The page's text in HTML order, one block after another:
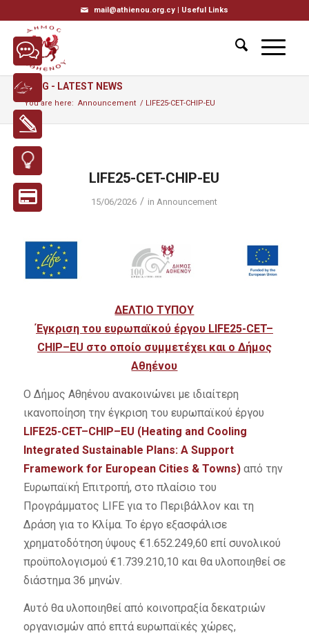
mail@athienou.org.cy | Useful Links
BLOG - LATEST NEWS
You are here: Announcement / LIFE25-CET-CHIP-EU
LIFE25-CET-CHIP-EU
15/06/2026 / inAnnouncement
ΔΕΛΤΙΟ ΤΥΠΟΥ
Έγκριση του ευρωπαϊκού έργου LIFE25-CET–
CHIP–EU στο οποίο συμμετέχει και ο Δήμος
Αθηένου
Ο Δήμος Αθηένου ανακοινώνει με ιδιαίτερη
ικανοποίηση την έγκριση του ευρωπαϊκού έργου
LIFE25-CET–CHIP–EU (Heating and Cooling
Integrated Sustainable Plans: A Support
Framework for European Cities & Towns)από την
Ευρωπαϊκή Επιτροπή, στο πλαίσιο του
Προγράμματος LIFE για το Περιβάλλον και τη
Δράση για το Κλίμα. Το έργο εξασφάλισε
χρηματοδότηση ύψους €1.652.249,60 επί συνολικού
προϋπολογισμού €1.739.210,10 και θα υλοποιηθεί σε
διάστημα 36 μηνών.
Αυτό θα υλοποιηθεί από κοινοπραξία δεκατριών
οργανισμών από επτά ευρωπαϊκές χώρες,